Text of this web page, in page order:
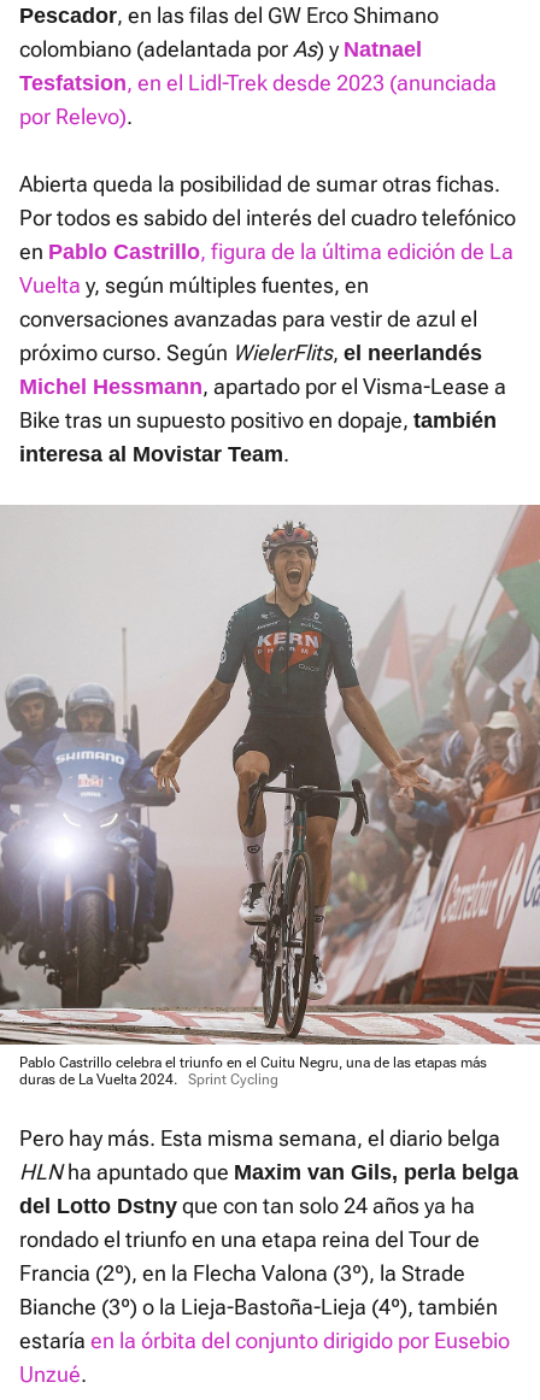
Pescador, en las filas del GW Erco Shimano
colombiano (adelantada porAs) y Natnael
Tesfatsion, en el Lidl-Trek desde 2023 (anunciada
por Relevo).
Abierta queda la posibilidad de sumar otras fichas.
Por todos es sabido del interés del cuadro telefónico
en Pablo Castrillo, figura de la última edición de La
Vuelta y, según múltiples fuentes, en
conversaciones avanzadas para vestir de azul el
próximo curso. Según WielerFlits, el neerlandés
Michel Hessmann, apartado por el Visma-Lease a
Bike tras un supuesto positivo en dopaje, también
interesa al Movistar Team.
Pablo Castrillo celebra el triunfo en el Cuitu Negru, una de las etapas más
duras de La Vuelta 2024.
Sprint Cycling
Pero hay más. Esta misma semana, el diario belga
HLNha apuntado que Maxim van Gils, perla belga
del Lotto Dstny que con tan solo 24 años ya ha
rondado el triunfo en una etapa reina del Tour de
Francia (2º), en la Flecha Valona (3º), la Strade
Bianche (3º) o la Lieja-Bastoña-Lieja (4º), también
estaría en la órbita del conjunto dirigido por Eusebio
Unzué.